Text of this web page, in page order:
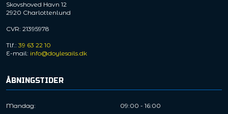
Skovshoved Havn 12
2920 Charlottenlund
CVR: 21395978
Tlf.: 39 63 22 10
E-mail: info@doylesails.dk
ÅBNINGSTIDER
Mandag​:
09:00 - 16:00